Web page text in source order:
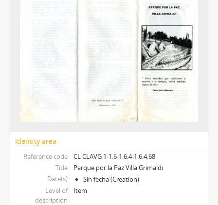
Identity area
Reference code
CL CLAVG 1-1.6-1.6.4-1.6.4.68
Title
Parque por la Paz Villa Grimaldi
Date(s)
Sin fecha (Creation)
Level of
description
Item